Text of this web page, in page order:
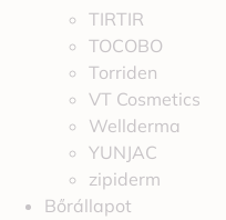
TIRTIR
TOCOBO
Torriden
VT Cosmetics
Wellderma
YUNJAC
zipiderm
Bőrállapot